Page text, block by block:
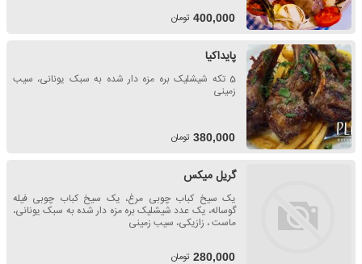
400,000 تومان
پایداکیا
5 تکه شیشلیک بره مزه دار شده به سبک یونانی، سیب
زمینی
380,000 تومان
گریل میکس
یک سیخ کباب چوبی مرغ، یک سیخ کباب چوبی فیله
گوساله، یک عدد شیشلیک بره مزه دار شده به سبک یونانی،
ماست ، زازیکی، سیب زمینی
280,000 تومان